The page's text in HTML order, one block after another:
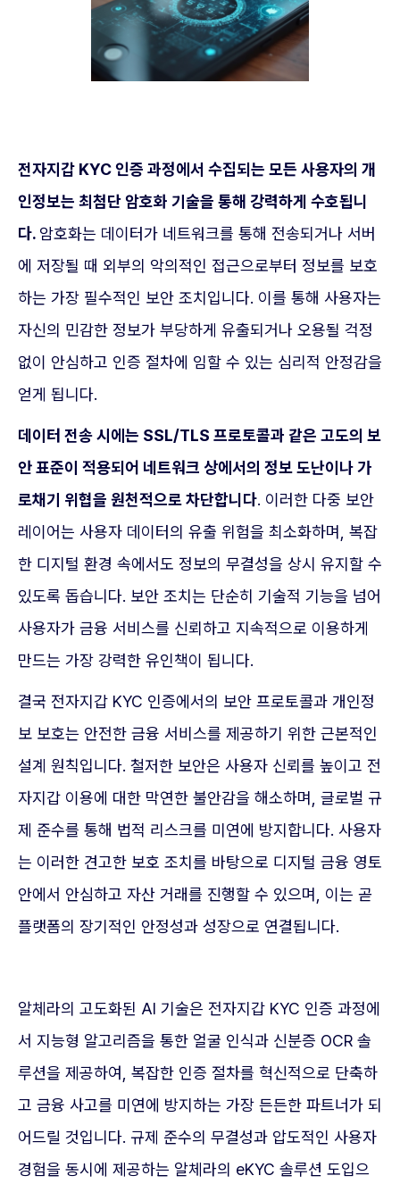
전자지갑 KYC 인증 과정에서 수집되는 모든 사용자의 개
인정보는 최첨단 암호화 기술을 통해 강력하게 수호됩니
다. 암호화는 데이터가 네트워크를 통해 전송되거나 서버
에 저장될 때 외부의 악의적인 접근으로부터 정보를 보호
하는 가장 필수적인 보안 조치입니다. 이를 통해 사용자는
자신의 민감한 정보가 부당하게 유출되거나 오용될 걱정
없이 안심하고 인증 절차에 임할 수 있는 심리적 안정감을
얻게 됩니다.
데이터 전송 시에는 SSL/TLS 프로토콜과 같은 고도의 보
안 표준이 적용되어 네트워크 상에서의 정보 도난이나 가
로채기 위협을 원천적으로 차단합니다. 이러한 다중 보안
레이어는 사용자 데이터의 유출 위험을 최소화하며, 복잡
한 디지털 환경 속에서도 정보의 무결성을 상시 유지할 수
있도록 돕습니다. 보안 조치는 단순히 기술적 기능을 넘어
사용자가 금융 서비스를 신뢰하고 지속적으로 이용하게
만드는 가장 강력한 유인책이 됩니다.
결국 전자지갑 KYC 인증에서의 보안 프로토콜과 개인정
보 보호는 안전한 금융 서비스를 제공하기 위한 근본적인
설계 원칙입니다. 철저한 보안은 사용자 신뢰를 높이고 전
자지갑 이용에 대한 막연한 불안감을 해소하며, 글로벌 규
제 준수를 통해 법적 리스크를 미연에 방지합니다. 사용자
는 이러한 견고한 보호 조치를 바탕으로 디지털 금융 영토
안에서 안심하고 자산 거래를 진행할 수 있으며, 이는 곧
플랫폼의 장기적인 안정성과 성장으로 연결됩니다.
알체라의 고도화된 AI 기술은 전자지갑 KYC 인증 과정에
서 지능형 알고리즘을 통한 얼굴 인식과 신분증 OCR 솔
루션을 제공하여, 복잡한 인증 절차를 혁신적으로 단축하
고 금융 사고를 미연에 방지하는 가장 든든한 파트너가 되
어드릴 것입니다. 규제 준수의 무결성과 압도적인 사용자
경험을 동시에 제공하는 알체라의 eKYC 솔루션 도입으